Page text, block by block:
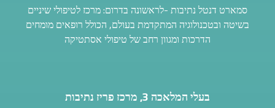
סמארט דנטל נתיבות -לראשונה בדרום: מרכז לטיפולי שיניים
בשיטה ובטכנולוגיה המתקדמת בעולם, הכולל רופאים מומחים
הדרכות ומגוון רחב של טיפולי אסתטיקה
בעלי המלאכה 3, מרכז פריז נתיבות